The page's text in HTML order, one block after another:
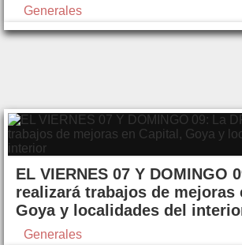
Generales
EL VIERNES 07 Y DOMINGO
realizará trabajos de mejoras
Goya y localidades del
Generales